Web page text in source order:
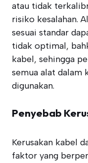
atau tidak
risiko kesalahan.
sesuai standar
tidak optimal,
kabel, sehingga
semua alat dalam
digunakan.
Penyebab
Kerusakan kabel
faktor yang